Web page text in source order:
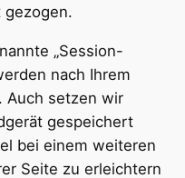
gezogen.
„Session-
nach Ihrem
Auch setzen wir
gespeichert
bei einem weiteren
Seite zu erleichtern